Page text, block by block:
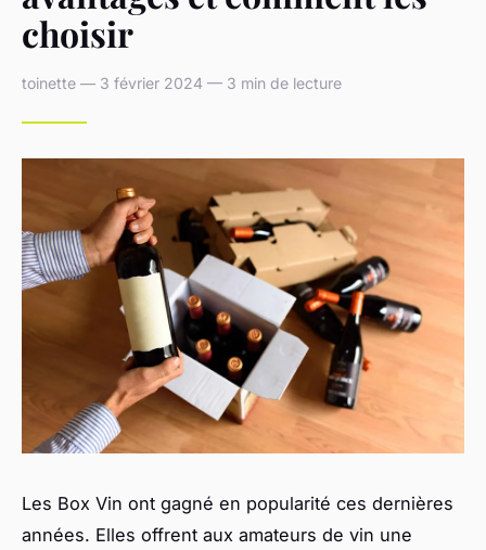
choisir
toinette — 3 février 2024 — 3 min de lecture
Les Box Vin ont gagné en popularité ces dernières
années. Elles offrent aux amateurs de vin une